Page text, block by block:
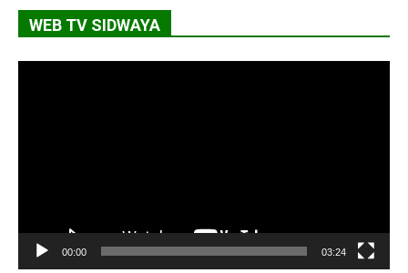
WEB TV SIDWAYA
00:00 03:24